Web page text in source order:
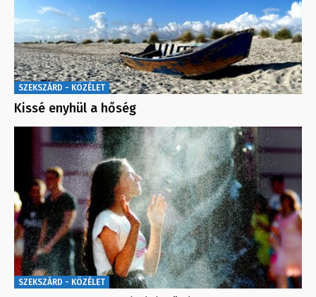
SZEKSZÁRD - KÖZÉLET
Kissé enyhül a hőség
SZEKSZÁRD - KÖZÉLET